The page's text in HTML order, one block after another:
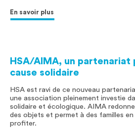
En savoir plus
HSA/AIMA, un partenariat
cause solidaire
HSA est ravi de ce nouveau
une association pleinement investie
solidaire et écologique. AIMA
des objets et permet à des familles en
profiter.